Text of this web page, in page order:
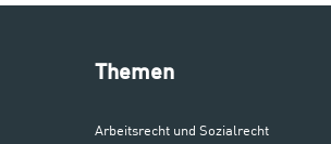
Themen
Arbeitsrecht und Sozialrecht